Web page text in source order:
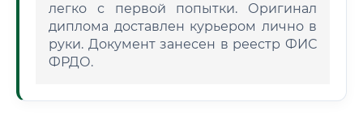
легко с первой попытки. Оригинал
диплома доставлен курьером лично в
руки. Документ занесен в реестр ФИС
ФРДО.